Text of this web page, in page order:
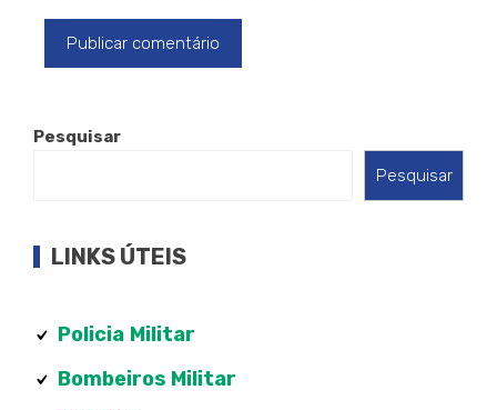
Pesquisar
Pesquisar
LINKS ÚTEIS
Policia Militar
Bombeiros Militar